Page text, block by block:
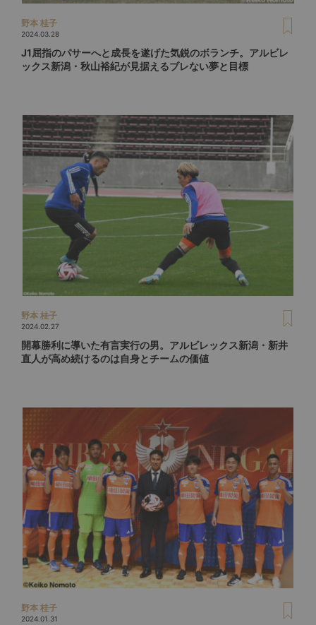
野本 桂子
2024.03.28
J1屈指のパサーへと成長を遂げた気鋭のボランチ。アルビレ
ックス新潟・秋山裕紀が見据えるブレない夢と目標
野本 桂子
2024.02.27
開幕勝利に導いた有言実行の男。アルビレックス新潟・新井
直人が高め続けるのは自身とチームの価値
野本 桂子
2024.01.31